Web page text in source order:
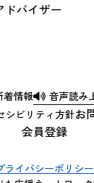
着情報 音声読み
会員登録
お
シビリティ方針
ドバイザー
ライバシーポリシー